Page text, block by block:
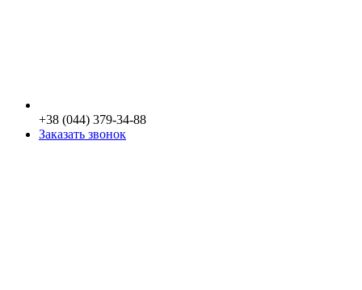
+38 (044) 379-34-88
Заказать звонок